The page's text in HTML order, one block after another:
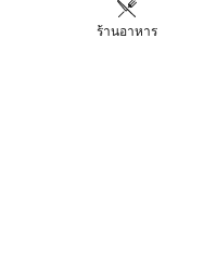
ร้านอาหาร